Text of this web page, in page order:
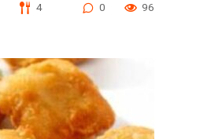
4 0 96